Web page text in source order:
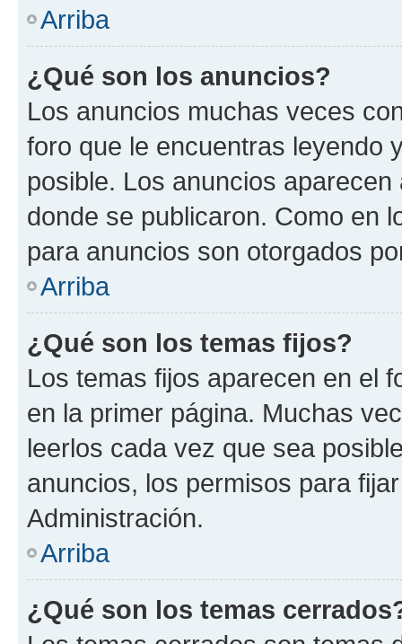
Arriba
¿Qué son los anuncios?
Los anuncios muchas veces
foro que le encuentras leyendo
posible. Los anuncios
donde se publicaron. Como en
para anuncios son otorgados
Arriba
¿Qué son los temas fijos?
Los temas fijos aparecen en el
en la primer página. Muchas
leerlos cada vez que sea
anuncios, los permisos para
Administración.
Arriba
¿Qué son los temas